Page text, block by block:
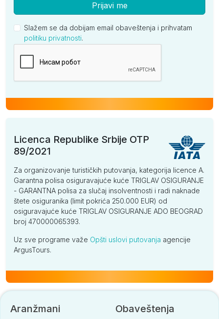
Prijavi me
Slažem se da dobijam email obaveštenja i prihvatam
politiku privatnosti.
Licenca Republike Srbije OTP
89/2021
Za organizovanje turističkih putovanja, kategorija licence A.
Garantna polisa osiguravajuće kuće TRIGLAV OSIGURANJE
- GARANTNA polisa za slučaj insolventnosti i radi naknade
štete osiguranika (limit pokrića 250.000 EUR) od
osiguravajuće kuće TRIGLAV OSIGURANJE ADO BEOGRAD
broj 470000065393.
Uz sve programe važe Opšti uslovi putovanja agencije
ArgusTours.
Aranžmani Obaveštenja